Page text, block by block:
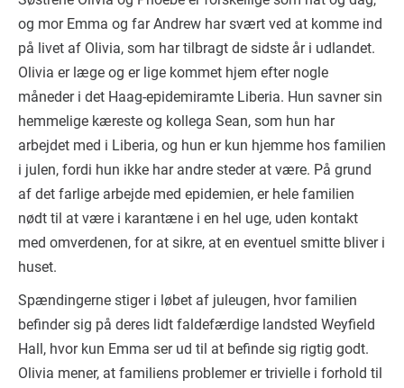
og mor Emma og far Andrew har svært ved at komme ind
på livet af Olivia, som har tilbragt de sidste år i udlandet.
Olivia er læge og er lige kommet hjem efter nogle
måneder i det Haag-epidemiramte Liberia. Hun savner sin
hemmelige kæreste og kollega Sean, som hun har
arbejdet med i Liberia, og hun er kun hjemme hos familien
i julen, fordi hun ikke har andre steder at være. På grund
af det farlige arbejde med epidemien, er hele familien
nødt til at være i karantæne i en hel uge, uden kontakt
med omverdenen, for at sikre, at en eventuel smitte bliver i
huset.
Spændingerne stiger i løbet af juleugen, hvor familien
befinder sig på deres lidt faldefærdige landsted Weyfield
Hall, hvor kun Emma ser ud til at befinde sig rigtig godt.
Olivia mener, at familiens problemer er trivielle i forhold til